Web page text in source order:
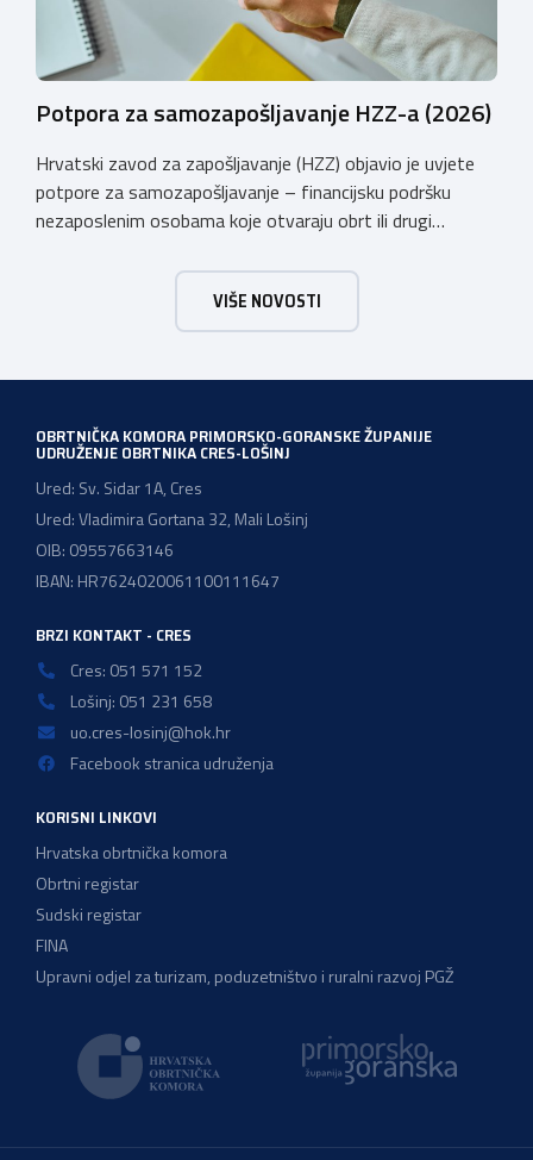
Potpora za samozapošljavanje HZZ-a (2026)
Hrvatski zavod za zapošljavanje (HZZ) objavio je uvjete
potpore za samozapošljavanje – financijsku podršku
nezaposlenim osobama koje otvaraju obrt ili drugi
poslovanja i traje 24 mjeseca, a iznosi ovise o
organizacijskom obliku i djelatnosti prema NKD 2025. Tko
može koristiti potporu? Nezaposlene osobe prijavljene u
VIŠE NOVOSTI
OBRTNIČKA KOMORA PRIMORSKO-GORANSKE ŽUPANIJE
UDRUŽENJE OBRTNIKA CRES-LOŠINJ
Ured: Sv. Sidar 1A, Cres
Ured: Vladimira Gortana 32, Mali Lošinj
OIB: 09557663146
IBAN: HR7624020061100111647
BRZI KONTAKT - CRES
Cres: 051 571 152
Lošinj: 051 231 658
uo.cres-losinj@hok.hr
Facebook stranica udruženja
KORISNI LINKOVI
Hrvatska obrtnička komora
Obrtni registar
Sudski registar
FINA
Upravni odjel za turizam, poduzetništvo i ruralni razvoj PGŽ